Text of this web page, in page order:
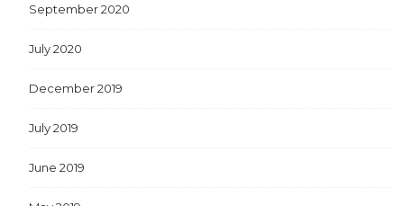
September 2020
July 2020
December 2019
July 2019
June 2019